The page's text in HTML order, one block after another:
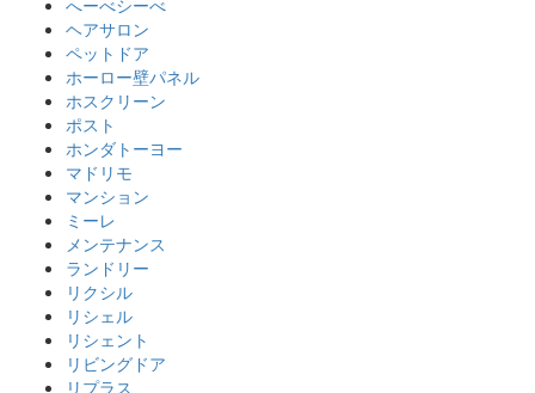
へーべシーべ
ヘアサロン
ペットドア
ホーロー壁パネル
ホスクリーン
ポスト
ホンダトーヨー
マドリモ
マンション
ミーレ
メンテナンス
ランドリー
リクシル
リシェル
リシェント
リビングドア
リプラス